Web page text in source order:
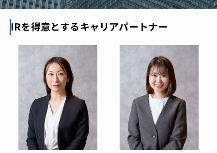
IRを得意とするキャリアパートナー